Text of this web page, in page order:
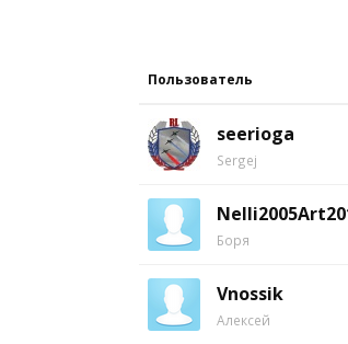
Пользователь
seerioga
Sergej
Боря
Vnossik
Алексей